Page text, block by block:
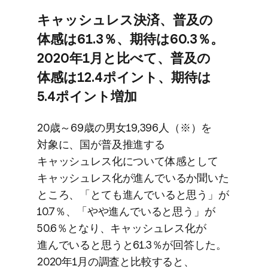
キャッシュレス決済、​普及の​
体感は​61.3％、​期待は​60.3％。​
2020年1月と​比べて、​普及の​
体感は​12.4ポイント、​期待は​
5.4ポイント増加
20歳～69歳の​男女19,396人​（※）を​
対象に、​国が​普及推進する​
キャッシュレス化に​ついて​体感と​して​
キャッシュレス化が​進んでいるか​聞いた​
ところ、​「とても​進んでいると​思う」が​
10.7％、​「やや​進んでいると​思う」が​
50.6％と​なり、​キャッシュレス化が​
進んでいると​思うと​61.3％が​回答した。​
2020年1月の​調査と​比較すると、​